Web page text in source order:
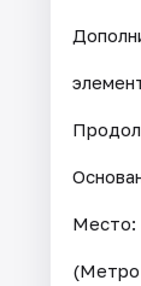
Место:
(Метро